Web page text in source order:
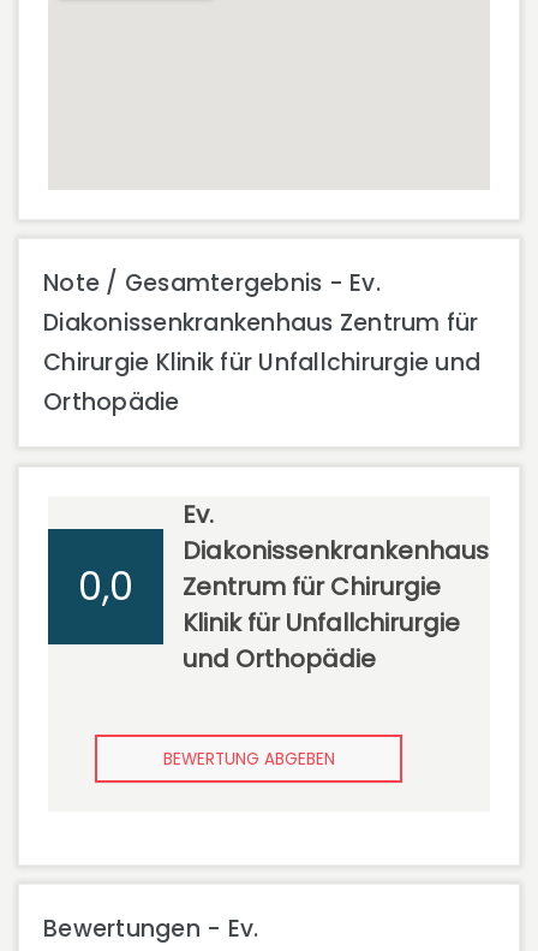
Note / Gesamtergebnis - Ev.
Diakonissenkrankenhaus Zentrum für
Chirurgie Klinik für Unfallchirurgie und
Orthopädie
0,0
Ev.
Diakonissenkrankenhaus
Zentrum für Chirurgie
Klinik für Unfallchirurgie
und Orthopädie
BEWERTUNG ABGEBEN
Bewertungen - Ev.